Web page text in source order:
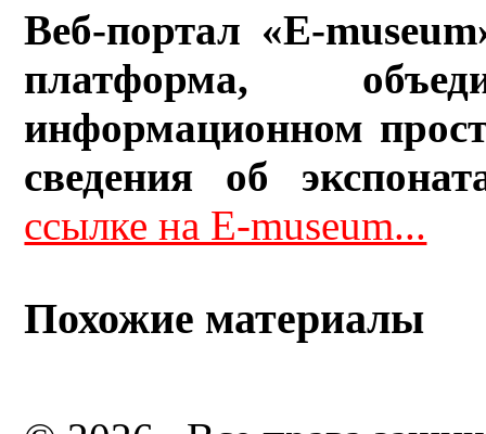
Веб-портал «E-
платформа,
информационном
сведения об
ссылке на E-museum...
Похожие материалы